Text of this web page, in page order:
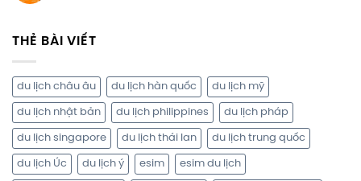
THẺ BÀI VIẾT
du lịch châu âu du lịch hàn quốc du lịch mỹ
du lịch nhật bản du lịch philippines du lịch pháp
du lịch singapore du lịch thái lan du lịch trung quốc
du lịch Úc du lịch ý esim esim du lịch